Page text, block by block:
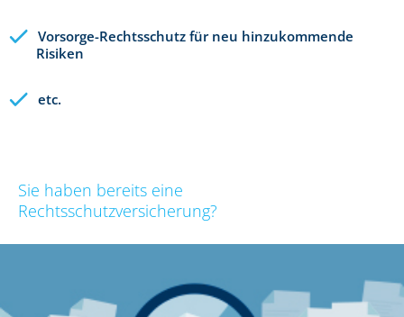
Vorsorge-Rechtsschutz für neu hinzukommende
Risiken
etc.
Sie haben bereits eine
Rechtsschutzversicherung?